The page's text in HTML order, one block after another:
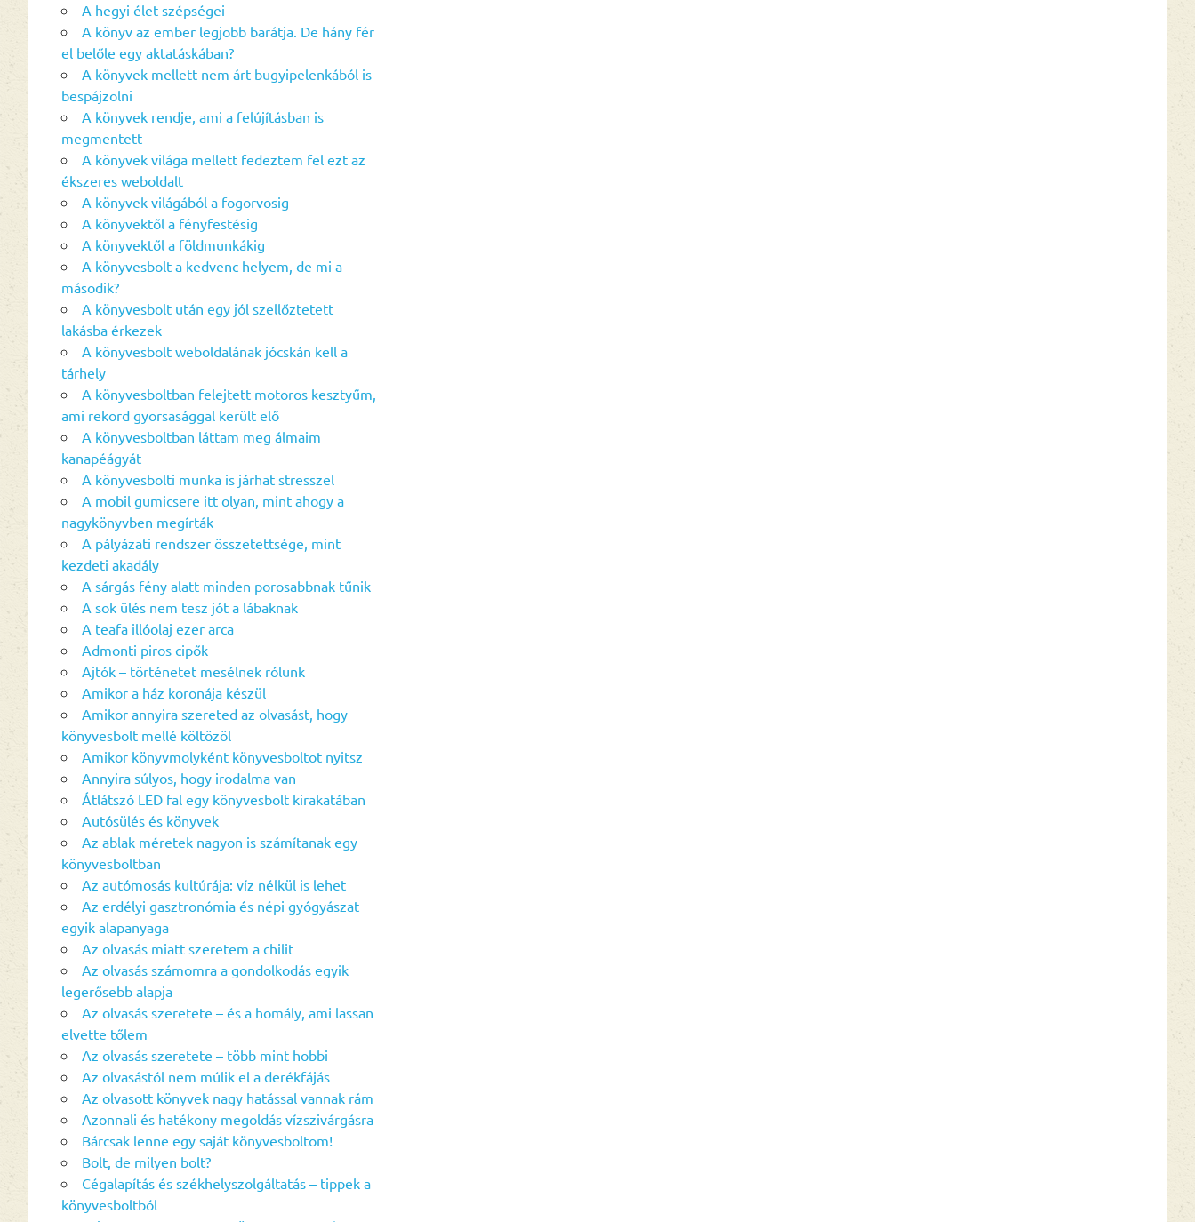
A hegyi élet szépségei
A könyv az ember legjobb barátja. De hány fér
el belőle egy aktatáskában?
A könyvek mellett nem árt bugyipelenkából is
bespájzolni
A könyvek rendje, ami a felújításban is
megmentett
A könyvek világa mellett fedeztem fel ezt az
ékszeres weboldalt
A könyvek világából a fogorvosig
A könyvektől a fényfestésig
A könyvektől a földmunkákig
A könyvesbolt a kedvenc helyem, de mi a
második?
A könyvesbolt után egy jól szellőztetett
lakásba érkezek
A könyvesbolt weboldalának jócskán kell a
tárhely
A könyvesboltban felejtett motoros kesztyűm,
ami rekord gyorsasággal került elő
A könyvesboltban láttam meg álmaim
kanapéágyát
A könyvesbolti munka is járhat stresszel
A mobil gumicsere itt olyan, mint ahogy a
nagykönyvben megírták
A pályázati rendszer összetettsége, mint
kezdeti akadály
A sárgás fény alatt minden porosabbnak tűnik
A sok ülés nem tesz jót a lábaknak
A teafa illóolaj ezer arca
Admonti piros cipők
Ajtók – történetet mesélnek rólunk
Amikor a ház koronája készül
Amikor annyira szereted az olvasást, hogy
könyvesbolt mellé költözöl
Amikor könyvmolyként könyvesboltot nyitsz
Annyira súlyos, hogy irodalma van
Átlátszó LED fal egy könyvesbolt kirakatában
Autósülés és könyvek
Az ablak méretek nagyon is számítanak egy
könyvesboltban
Az autómosás kultúrája: víz nélkül is lehet
Az erdélyi gasztronómia és népi gyógyászat
egyik alapanyaga
Az olvasás miatt szeretem a chilit
Az olvasás számomra a gondolkodás egyik
legerősebb alapja
Az olvasás szeretete – és a homály, ami lassan
elvette tőlem
Az olvasás szeretete – több mint hobbi
Az olvasástól nem múlik el a derékfájás
Az olvasott könyvek nagy hatással vannak rám
Azonnali és hatékony megoldás vízszivárgásra
Bárcsak lenne egy saját könyvesboltom!
Bolt, de milyen bolt?
Cégalapítás és székhelyszolgáltatás – tippek a
könyvesboltból